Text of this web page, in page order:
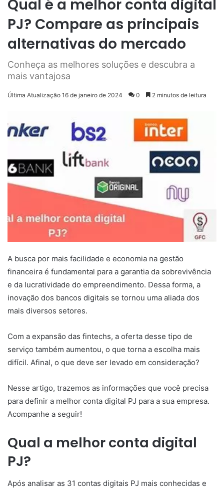
Qual é a melhor conta digital
PJ? Compare as principais
alternativas do mercado
Conheça as melhores soluções e descubra a
mais vantajosa
Última Atualização 16 de janeiro de 2024 0 2 minutos de leitura
A busca por mais facilidade e economia na gestão
financeira é fundamental para a garantia da sobrevivência
e da lucratividade do empreendimento. Dessa forma, a
inovação dos bancos digitais se tornou uma aliada dos
mais diversos setores.
Com a expansão das fintechs, a oferta desse tipo de
serviço também aumentou, o que torna a escolha mais
difícil. Afinal, o que deve ser levado em consideração?
Nesse artigo, trazemos as informações que você precisa
para definir a melhor conta digital PJ para a sua empresa.
Acompanhe a seguir!
Qual a melhor conta digital
PJ?
Após analisar as 31 contas digitais PJ mais conhecidas e